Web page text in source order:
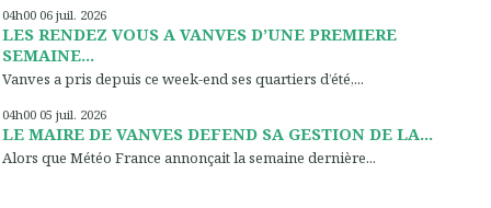
04h00 06 juil. 2026
LES RENDEZ VOUS A VANVES D’UNE PREMIERE
SEMAINE...
Vanves a pris depuis ce week-end ses quartiers d’été,...
04h00 05 juil. 2026
LE MAIRE DE VANVES DEFEND SA GESTION DE LA...
Alors que Météo France annonçait la semaine dernière...